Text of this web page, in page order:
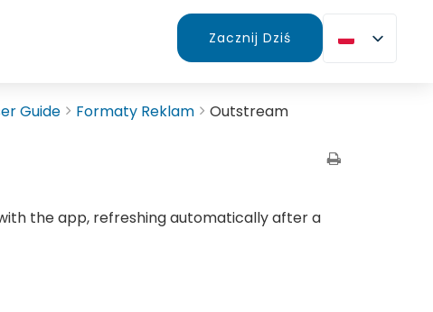
Zacznij Dziś
Guide Formaty Reklam Outstream
the app, refreshing automatically after a